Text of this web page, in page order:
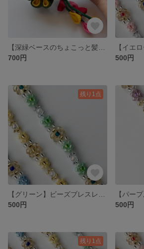
700円
500円
残り1点
500円
500円
残り1点